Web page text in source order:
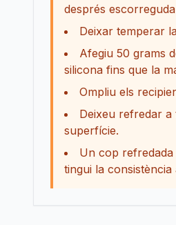
després
Deixar temperar
Afegiu 50 grams
silicona fins que la
Ompliu els
Deixeu refredar
superfície.
Un cop
tingui la consistència